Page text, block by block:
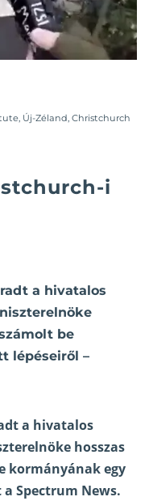
, Új-Zéland, Christchurch
i
a hivatalos
be
lépéseiről –
a hivatalos
hosszas
kormányának egy
a Spectrum News.